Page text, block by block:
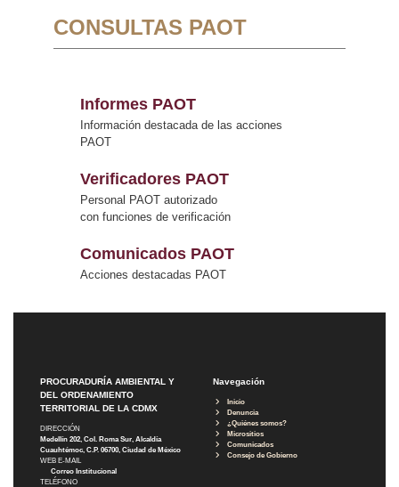
CONSULTAS PAOT
Informes PAOT
Información destacada de las acciones
PAOT
Verificadores PAOT
Personal PAOT autorizado
con funciones de verificación
Comunicados PAOT
Acciones destacadas PAOT
PROCURADURÍA AMBIENTAL Y
DEL ORDENAMIENTO
TERRITORIAL DE LA CDMX
DIRECCIÓN
Medellín 202, Col. Roma Sur, Alcaldía
Cuauhtémoc, C.P. 06700, Ciudad de México
WEB E-MAIL
Correo Institucional
TELÉFONO
Navegación
Inicio
Denuncia
¿Quiénes somos?
Micrositios
Comunicados
Consejo de Gobierno